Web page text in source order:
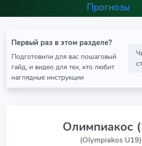
Прогнозы
Первый раз в этом разделе?
Подготовили для вас пошаговый
гайд, и видео для тех, кто любит
наглядные инструкции
Олимпиакос
(Olympiakos U19)